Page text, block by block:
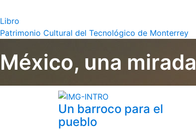
Libro
Patrimonio Cultural del Tecnológico de Monterrey
México, una mirada
Un barroco para el
pueblo